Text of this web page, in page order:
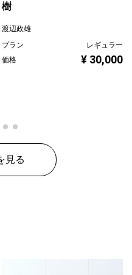
樹
渡辺政雄
プラン
レギュラー
価格
¥ 30,000
見る